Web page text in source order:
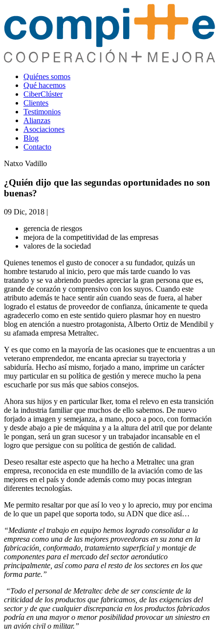
Quiénes somos
Qué hacemos
CiberClúster
Clientes
Testimonios
Alianzas
Asociaciones
Blog
Contacto
Natxo Vadillo
¿Quién dijo que las segundas oportunidades no son
buenas?
09 Dic, 2018 |
gerencia de riesgos
mejora de la competitividad de las empresas
valores de la sociedad
Quienes tenemos el gusto de conocer a su fundador, quizás un
hombre testarudo al inicio, pero que más tarde cuando lo vas
tratando y se va abriendo puedes apreciar la gran persona que es,
grande de corazón y comprensivo con los suyos. Cuando este
atributo además te hace sentir aún cuando seas de fuera, al haber
logrado el estatus de proveedor de confianza, únicamente te queda
agradecerlo como en este sentido quiero plasmar hoy en nuestro
blog en atención a nuestro protagonista, Alberto Ortiz de Mendibil y
su afamada empresa Metraltec.
Y es que como en la mayoría de las ocasiones que te encuentras a un
veterano emprendedor, me encanta apreciar su trayectoria y
sabiduría. Hecho así mismo, forjado a mano, imprime un carácter
muy particular en su política de gestión y merece mucho la pena
escucharle por sus más que sabios consejos.
Ahora sus hijos y en particular Iker, toma el relevo en esta transición
de la industria familiar que muchos de ello sabemos. De nuevo
forjado a imagen y semejanza, a mano, poco a poco, con formación
y desde abajo a pie de máquina y a la altura del atril que por delante
le pongan, será un gran sucesor y un trabajador incansable en el
logro que persigue con su política de gestión de calidad.
Deseo resaltar este aspecto que ha hecho a Metraltec una gran
empresa, reconocida en este mundillo de la aviación como de las
mejores en el país y donde además como muy pocas integran
diferentes tecnologías.
Me permito resaltar por que así lo veo y lo aprecio, muy por encima
de lo que un papel que soporta todo, su ADN que dice así…
“Mediante el trabajo en equipo hemos logrado consolidar a la
empresa como una de las mejores proveedoras en su zona en la
fabricación, conformado, tratamiento superficial y montaje de
componentes para el mercado del sector aeronáutico
principalmente, así como para el resto de los sectores en los que
forma parte.”
“Todo el personal de Metraltec debe de ser consciente de la
criticidad de los productos que fabricamos, de las exigencias del
sector y de que cualquier discrepancia en los productos fabricados
podría en una mayor o menor posibilidad provocar un siniestro en
un avión civil o militar.”